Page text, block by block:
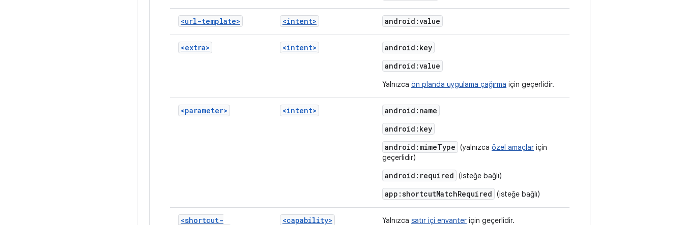
<url-template> <intent> android:value
<extra> <intent>
android:key
android:value
Yalnızca ön planda uygulama çağırma için geçerlidir.
<parameter> <intent>
android:name
android:key
android:mimeType (yalnızca özel amaçlar için
geçerlidir)
android:required (isteğe bağlı)
app:shortcutMatchRequired (isteğe bağlı)
<shortcut- <capability> Yalnızca satır içi envanter için geçerlidir.